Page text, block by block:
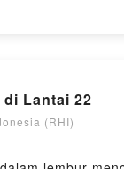
a comment
Lantai 22
(RHI)